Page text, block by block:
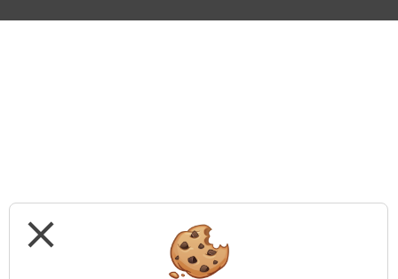
close